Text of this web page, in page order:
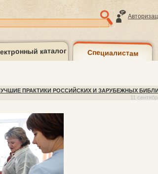
каталог Специалистам
(2)
ПРАКТИКИ РОССИЙСКИХ И ЗАРУБЕЖНЫХ
11